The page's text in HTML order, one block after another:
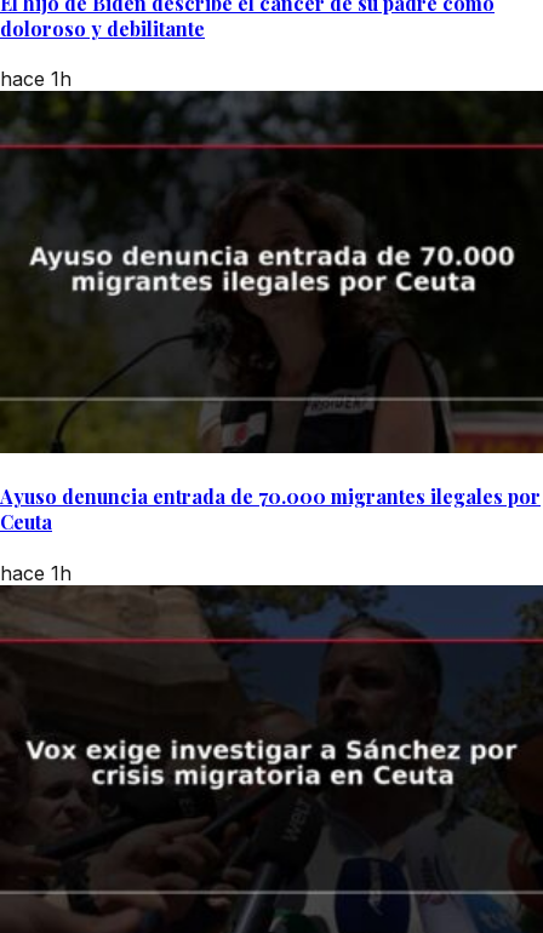
doloroso y debilitante
hace 1h
Ayuso denuncia entrada de 70.000 migrantes ilegales por
Ceuta
hace 1h